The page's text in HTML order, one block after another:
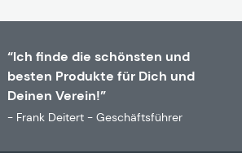
“Ich finde die schönsten und
besten Produkte für Dich und
Deinen Verein!”
- Frank Deitert - Geschäftsführer